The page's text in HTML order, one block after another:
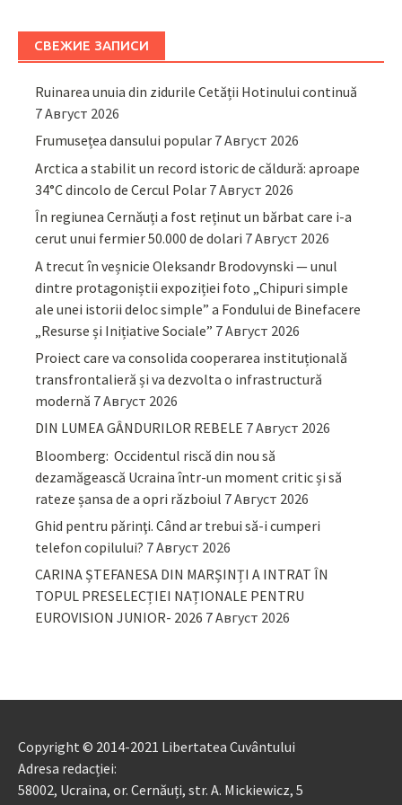
СВЕЖИЕ ЗАПИСИ
Ruinarea unuia din zidurile Cetății Hotinului continuă
7 Август 2026
Frumusețea dansului popular 7 Август 2026
Arctica a stabilit un record istoric de căldură: aproape
34°C dincolo de Cercul Polar 7 Август 2026
În regiunea Cernăuți a fost reținut un bărbat care i-a
cerut unui fermier 50.000 de dolari 7 Август 2026
A trecut în veșnicie Oleksandr Brodovynski — unul
dintre protagoniștii expoziției foto „Chipuri simple
ale unei istorii deloc simple” a Fondului de Binefacere
„Resurse și Inițiative Sociale” 7 Август 2026
Proiect care va consolida cooperarea instituțională
transfrontalieră și va dezvolta o infrastructură
modernă 7 Август 2026
DIN LUMEA GÂNDURILOR REBELE 7 Август 2026
Bloomberg: Occidentul riscă din nou să
dezamăgească Ucraina într-un moment critic și să
rateze șansa de a opri războiul 7 Август 2026
Ghid pentru părinţi. Când ar trebui să-i cumperi
telefon copilului? 7 Август 2026
CARINA ȘTEFANESA DIN MARȘINȚI A INTRAT ÎN
TOPUL PRESELECȚIEI NAȚIONALE PENTRU
EUROVISION JUNIOR- 2026 7 Август 2026
Copyright © 2014-2021 Libertatea Cuvântului
Adresa redacției:
58002, Ucraina, or. Cernăuți, str. A. Mickiewicz, 5